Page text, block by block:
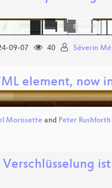
09-07 40 Séverin
element, now
Morissetteand Peter Rushforth
Verschlüsselung